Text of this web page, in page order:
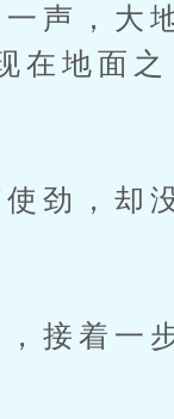
声，大
在地面之
劲，却
接着一